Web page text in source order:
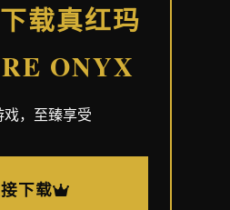
载真红玛
ONYX
戏，至臻享受
下载